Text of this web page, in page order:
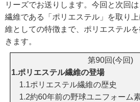
リーズでお送りします。今回と次回
繊維である「ポリエステル」を取り
維としての特徴まで、ポリエステル
きます。
第90回(今回)
1.ポリエステル繊維の登場
1.1ポリエステル繊維の歴史
1.2約60年前の野球ユニフォーム